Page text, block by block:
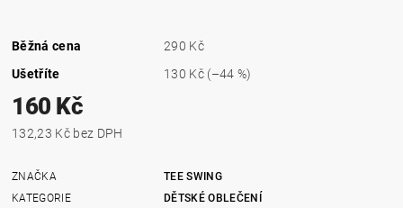
Běžná cena
290 Kč
Ušetříte
130 Kč (–44 %)
160 Kč
132,23 Kč bez DPH
ZNAČKA
TEE SWING
KATEGORIE
DĚTSKÉ OBLEČENÍ